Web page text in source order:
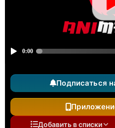
Подписаться
Добавить в списки